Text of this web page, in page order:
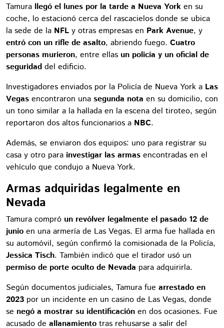
Tamura llegó el lunes por la tarde a Nueva York en su
coche, lo estacionó cerca del rascacielos donde se ubica
la sede de la NFL y otras empresas en Park Avenue, y
entró con un rifle de asalto, abriendo fuego. Cuatro
personas murieron, entre ellas un policía y un oficial de
seguridad del edificio.
Investigadores enviados por la Policía de Nueva York a Las
Vegas encontraron una segunda nota en su domicilio, con
un tono similar a la hallada en la escena del tiroteo, según
reportaron dos altos funcionarios a NBC.
Además, se enviaron dos equipos: uno para registrar su
casa y otro para investigar las armas encontradas en el
vehículo que condujo a Nueva York.
Armas adquiridas legalmente en
Nevada
Tamura compró un revólver legalmente el pasado 12 de
junio en una armería de Las Vegas. El arma fue hallada en
su automóvil, según confirmó la comisionada de la Policía,
Jessica Tisch. También indicó que el tirador usó un
permiso de porte oculto de Nevada para adquirirla.
Según documentos judiciales, Tamura fue arrestado en
2023 por un incidente en un casino de Las Vegas, donde
se negó a mostrar su identificación en dos ocasiones. Fue
acusado de allanamiento tras rehusarse a salir del